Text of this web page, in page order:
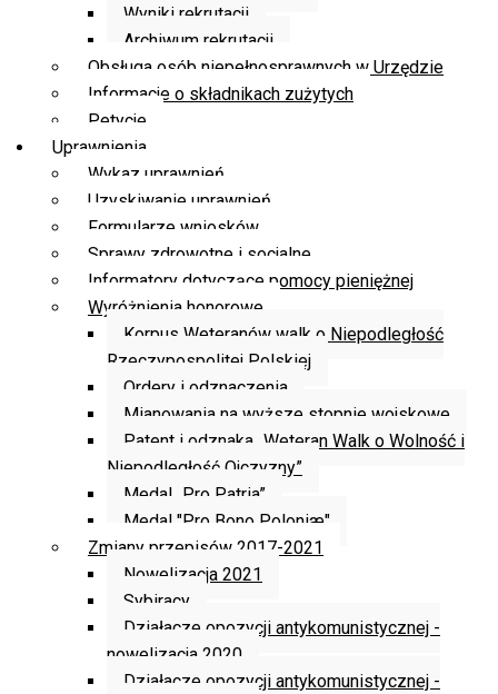
Wyniki rekrutacji
Archiwum rekrutacji
Obsługa osób niepełnosprawnych w Urzędzie
Informacje o składnikach zużytych
Petycje
Uprawnienia
Wykaz uprawnień
Uzyskiwanie uprawnień
Formularze wniosków
Sprawy zdrowotne i socjalne
Informatory dotyczące pomocy pieniężnej
Wyróżnienia honorowe
Korpus Weteranów walk o Niepodległość
Rzeczypospolitej Polskiej
Ordery i odznaczenia
Mianowania na wyższe stopnie wojskowe
Patent i odznaka „Weteran Walk o Wolność i
Niepodległość Ojczyzny”
Medal „Pro Patria”
Medal "Pro Bono Poloniæ"
Zmiany przepisów 2017-2021
Nowelizacja 2021
Sybiracy
Działacze opozycji antykomunistycznej -
nowelizacja 2020
Działacze opozycji antykomunistycznej -